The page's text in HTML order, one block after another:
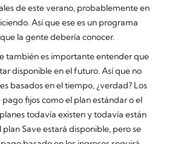
de este verano, probablemente en
Así que ese es un programa
la gente debería conocer.
también es importante entender que
disponible en el futuro. Así que no
basados en el tiempo, ¿verdad? Los
pago fijos como el plan estándar o el
todavía existen y todavía están
plan Save estará disponible, pero se